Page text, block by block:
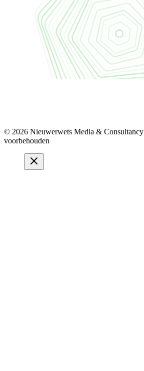
© 2026 Nieuwerwets Media &
voorbehouden